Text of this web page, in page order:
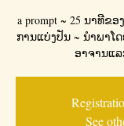
a prompt ~ 25 ນາ​ທີ​ຂ
ການ​ແບ່ງ​ປັນ ~ ນໍາ​ພາ​ໂດ
ອາ​ຈານ​ແ
See